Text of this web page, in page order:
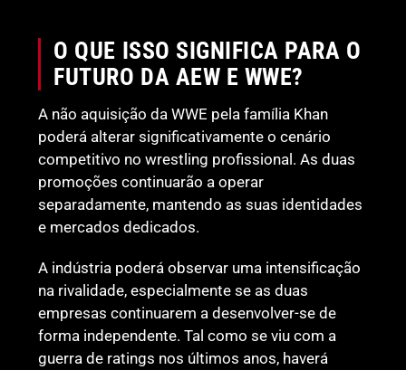
O QUE ISSO SIGNIFICA PARA O
FUTURO DA AEW E WWE?
A não aquisição da WWE pela família Khan
poderá alterar significativamente o cenário
competitivo no wrestling profissional. As duas
promoções continuarão a operar
separadamente, mantendo as suas identidades
e mercados dedicados.
A indústria poderá observar uma intensificação
na rivalidade, especialmente se as duas
empresas continuarem a desenvolver-se de
forma independente. Tal como se viu com a
guerra de ratings nos últimos anos, haverá